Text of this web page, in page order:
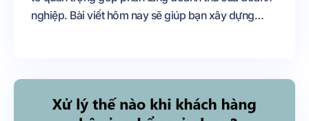
nghiệp. Bài viết hôm nay sẽ giúp bạn xây dựng